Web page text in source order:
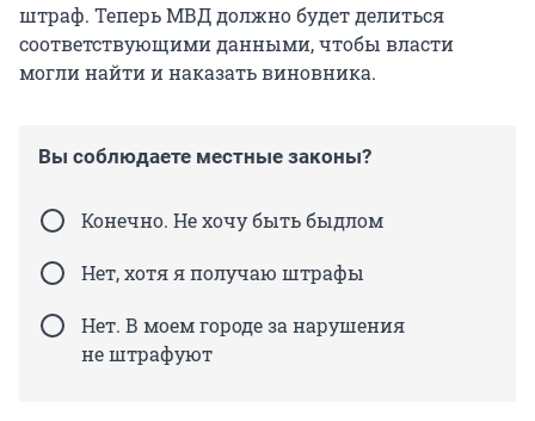
штраф. Теперь МВД должно будет делиться
соответствующими данными, чтобы власти
могли найти и наказать виновника.
Вы соблюдаете местные законы?
Конечно. Не хочу быть быдлом
Нет, хотя я получаю штрафы
Нет. В моем городе за нарушения
не штрафуют